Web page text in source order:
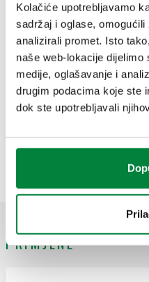
Kolačiće upotrebljavamo
sadržaj i oglase,
analizirali promet. Isto
naše web-lokacije
medije, oglašavanje i
drugim podacima koje ste
dok ste upotrebljavali
Tekst tendera
Rezervni uložak i ključ za
reduktore 5350H.
SCIP code
a1971091-c89d-4c24-af9d-
611542bf861a
535009H
PRIMJENE